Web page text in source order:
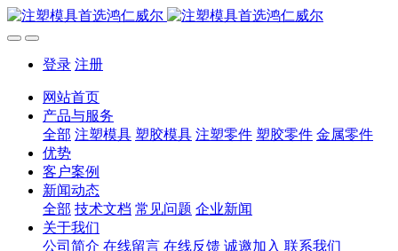
登录 注册
网站首页
产品与服务
全部 注塑模具 塑胶模具 注塑零件 塑胶零件 金属零件
优势
客户案例
新闻动态
全部 技术文档 常见问题 企业新闻
关于我们
公司简介 在线留言 在线反馈 诚邀加入 联系我们